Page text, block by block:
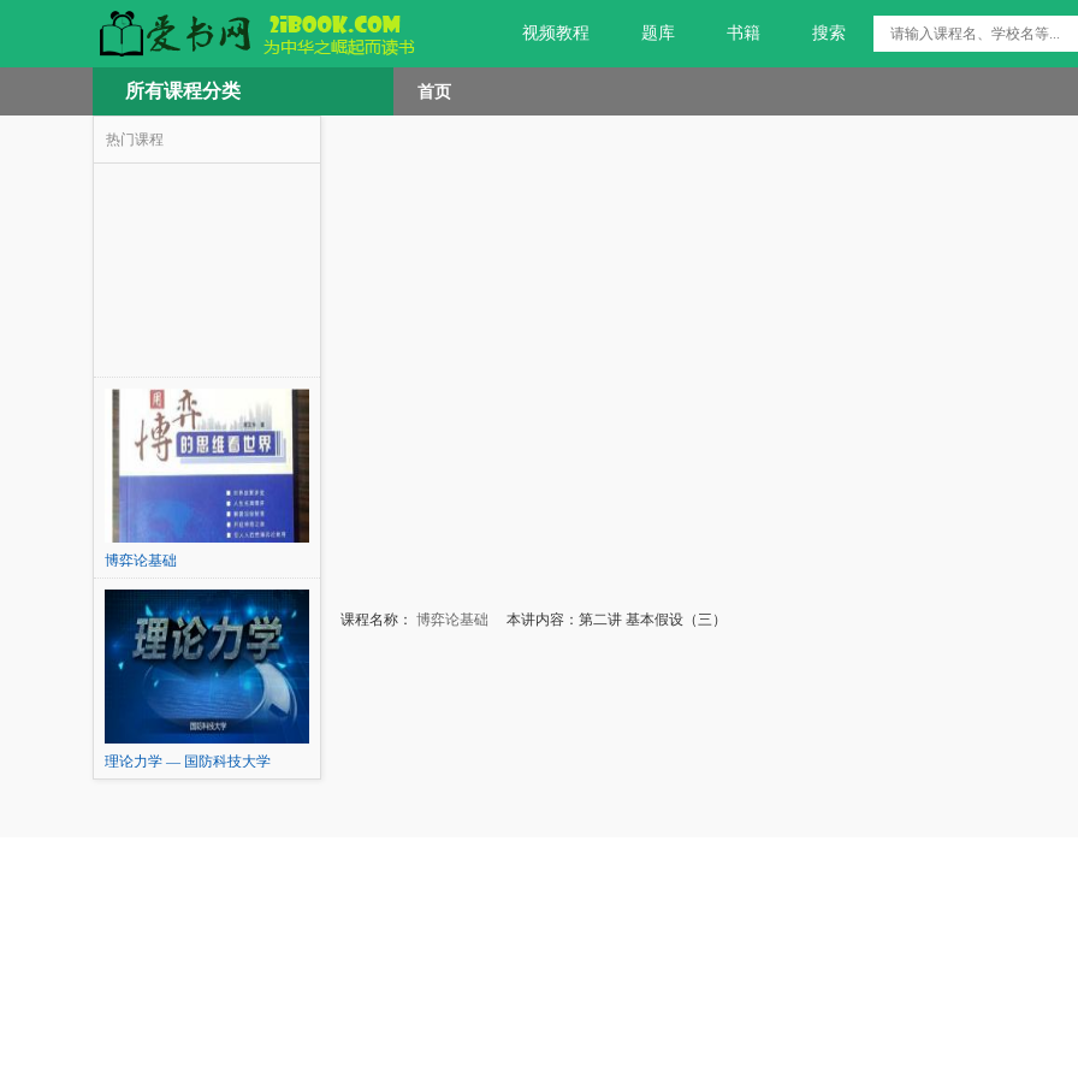
视频教程 题库 书籍 搜索
所有课程分类 首页
热门课程
博弈论基础
理论力学 — 国防科技大学
课程名称： 博弈论基础 本讲内容：第二讲 基本假设（三）